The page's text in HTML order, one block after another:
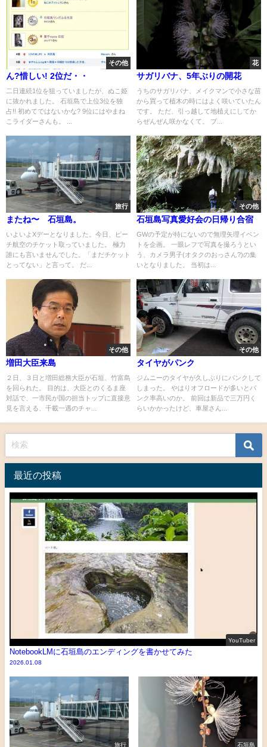
その他
ん?惜しい! 2位だ・・
二日連続1位を狙っていましたが、ぬこ姫
に抜かれました。 石垣島で上位3位を独
占!! 初めてではないかな? 9位にはやまね
こライダーさんも。 ...
花
サガリバナ、5年ぶりの開花
うちのサガリバナ、メイクマンで小さな苗
から買って植木の時にはよく咲いていたん
です。 ただ、引っ越して地植えにしてか
らぜんぜん咲かなくて。 ブ...
旅行
またね〜 石垣島。
いよいよXデーとなりました。今日、ピー
チ航空のチケット取っていました。 極力
誰にも言いませんでした。「まだチケット
とってない」と言って。 だ...
その他
石垣島写真愛好会の日帰り合宿
GWの予定が特にないので無理矢理イベン
トを企画。 一眼レフで写真を撮ろうとい
う、カメラ男子(オタクのおっさん?)の集
いとなりました。 当初は...
その他
増田大臣来島
２日、３日と増田総務大臣が石垣、竹富島
を回られた。 目的は、大臣とのくるま座
対話で、一市民が国の担当トップに直接意
見を言える、千載一遇のチャ...
その他
タイヤがパンク
ジムニーのタイヤが久しぶりにパンクして
しまった。 やはりオフロードが多いとパ
ンク率高いのか。 前回は新品で三万円く
らいかかったけど、車屋さん...
最近の投稿
YouTuber
NotebookLMに石垣島のエンディングを書かせてみた
2026.01.08
旅行 石垣島